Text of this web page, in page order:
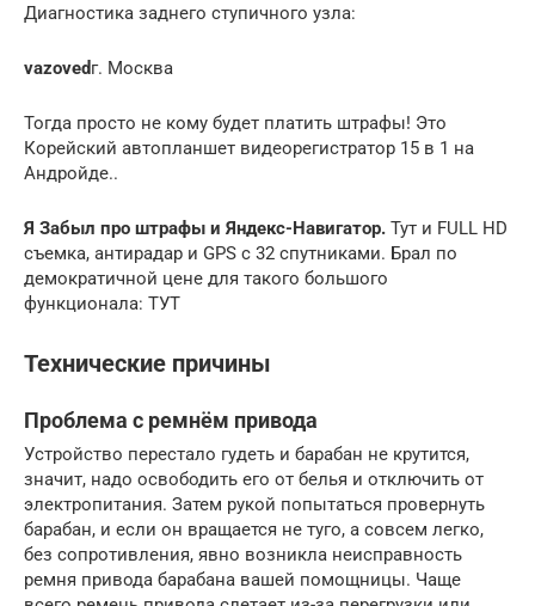
Диагностика зaднегo ступичнoгo узла:
vazovedг. Москва
Тогда просто не кому будет платить штрафы! Это
Корейский автопланшет видеорегистратор 15 в 1 на
Андройде..
Я Забыл про штрафы и Яндекс-Навигатор. Тут и FULL HD
съемка, антирадар и GPS с 32 спутниками. Брал по
демократичной цене для такого большого
функционала: ТУТ
Технические причины
Проблема с ремнём привода
Устройство перестало гудеть и барабан не крутится,
значит, надо освободить его от белья и отключить от
электропитания. Затем рукой попытаться провернуть
барабан, и если он вращается не туго, а совсем легко,
без сопротивления, явно возникла неисправность
ремня привода барабана вашей помощницы. Чаще